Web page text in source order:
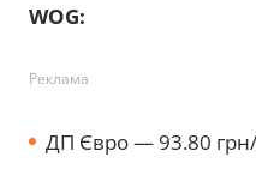
WOG:
Реклама
ДП Євро — 93.80